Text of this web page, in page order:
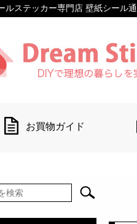
ルステッカー専門店 壁紙シール
お買物ガイド